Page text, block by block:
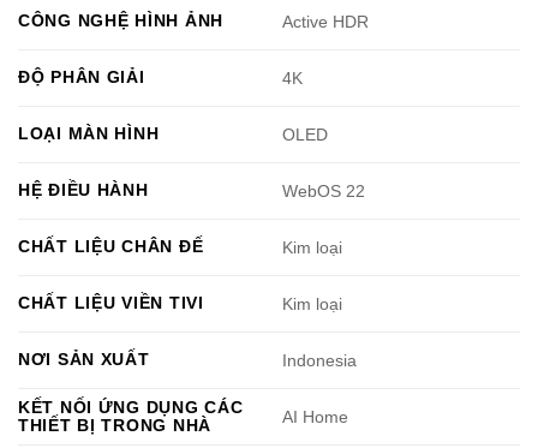
CÔNG NGHỆ HÌNH ẢNH Active HDR
ĐỘ PHÂN GIẢI 4K
LOẠI MÀN HÌNH OLED
HỆ ĐIỀU HÀNH WebOS 22
CHẤT LIỆU CHÂN ĐẾ Kim loại
CHẤT LIỆU VIỀN TIVI Kim loại
NƠI SẢN XUẤT Indonesia
KẾT NỐI ỨNG DỤNG CÁC
THIẾT BỊ TRONG NHÀ
AI Home